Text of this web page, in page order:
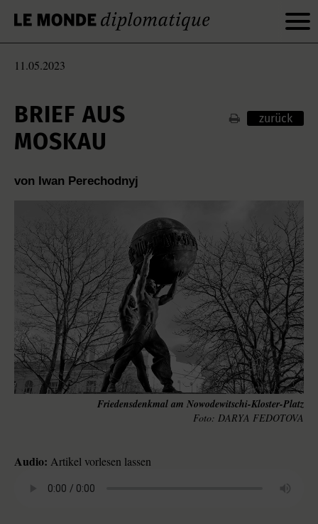
11.05.2023
BRIEF AUS
MOSKAU
zurück
von Iwan Perechodnyj
Friedensdenkmal am Nowodewitschi-Kloster-Platz
DARYA FEDOTOVA
Audio: Artikel vorlesen lassen